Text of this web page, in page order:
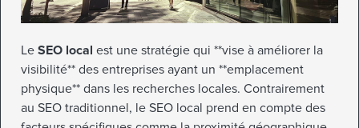
Le SEO local est une stratégie qui **vise à améliorer la
visibilité** des entreprises ayant un **emplacement
physique** dans les recherches locales. Contrairement
au SEO traditionnel, le SEO local prend en compte des